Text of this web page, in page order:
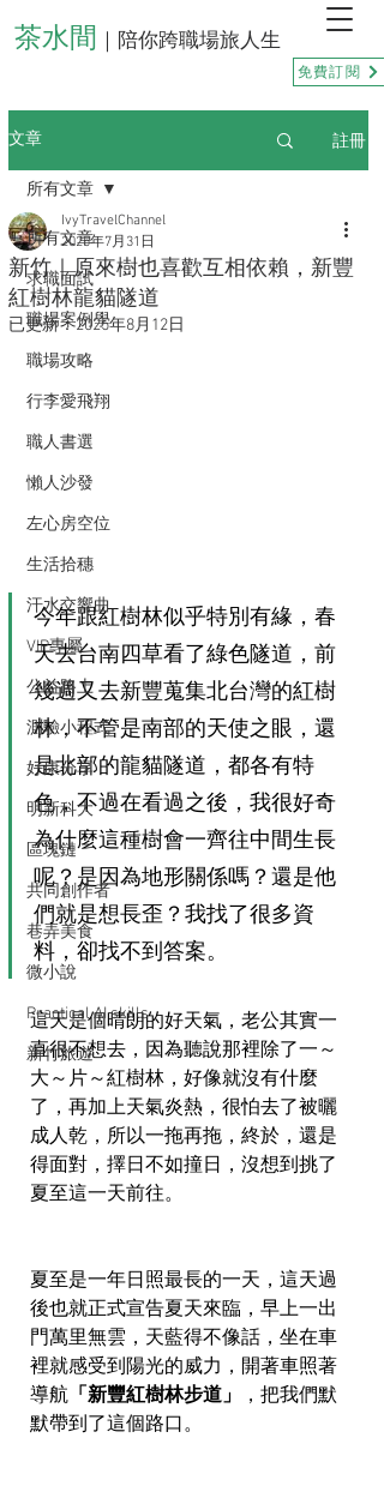
茶水間 ｜陪你跨職場旅人生
免費訂閱
文章 註冊
所有文章
求職面試
職場案例學
職場攻略
行李愛飛翔
職人書選
懶人沙發
左心房空位
生活拾穗
汗水交響曲
VIP專屬
公益路上
測驗小程式
好康分享
明新科大
區塊鏈
共同創作者
巷弄美食
微小說
Practical AI skills
新竹旅遊
所有文章
新竹｜原來樹也喜歡互相依賴，新豐
紅樹林龍貓隧道
IvyTravelChannel
2025年7月31日
已更新：2025年8月12日
今年跟紅樹林似乎特別有緣，春
天去台南四草看了綠色隧道，前
幾週又去新豐蒐集北台灣的紅樹
林，不管是南部的天使之眼，還
是北部的龍貓隧道，都各有特
色，不過在看過之後，我很好奇
為什麼這種樹會一齊往中間生長
呢？是因為地形關係嗎？還是他
們就是想長歪？我找了很多資
料，卻找不到答案。
這天是個晴朗的好天氣，老公其實一
直很不想去，因為聽說那裡除了一～
大～片～紅樹林，好像就沒有什麼
了，再加上天氣炎熱，很怕去了被曬
成人乾，所以一拖再拖，終於，還是
得面對，擇日不如撞日，沒想到挑了
夏至這一天前往。
夏至是一年日照最長的一天，這天過
後也就正式宣告夏天來臨，早上一出
門萬里無雲，天藍得不像話，坐在車
裡就感受到陽光的威力，開著車照著
導航 「新豐紅樹林步道」
，把我們默
默帶到了這個路口。